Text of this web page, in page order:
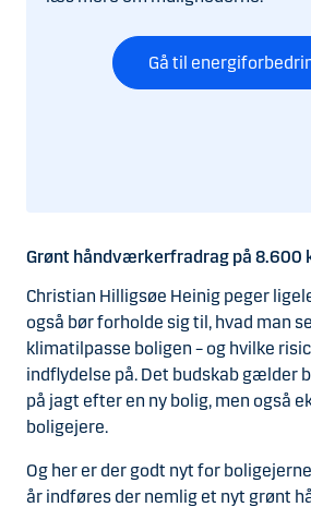
Gå til
Grønt håndværkerfradrag på 8.600
Christian Hilligsøe Heinig peger
også bør forholde sig til, hvad man
klimatilpasse boligen – og hvilke
indflydelse på. Det budskab gælder
på jagt efter en ny bolig, men også
boligejere.
Og her er der godt nyt for
år indføres der nemlig et nyt grønt